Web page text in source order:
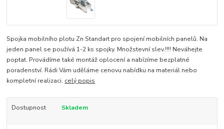
Spojka mobilního plotu Zn Standart pro spojení mobilních panelů. Na
jeden panel se používá 1-2 ks spojky. Množstevní slev.!!!! Neváhejte
poptat. Provádíme také montáž oplocení a nabízíme bezplatné
poradenství. Rádi Vám uděláme cenovu nabídku na materiál nebo
kompletní realizaci. celý popis
Dostupnost Skladem